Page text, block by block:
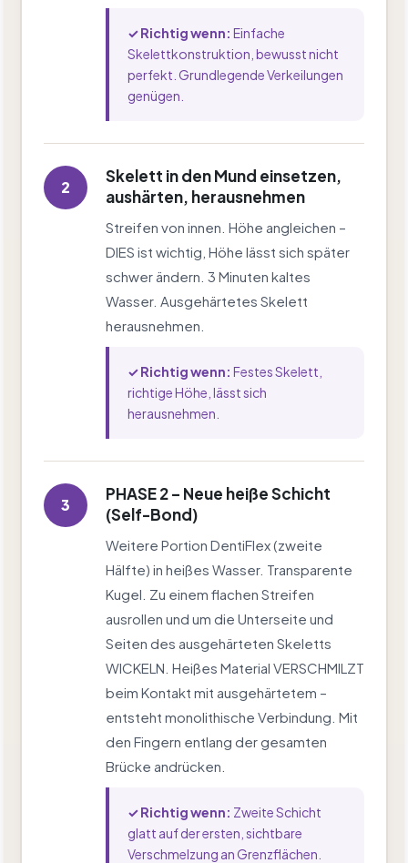
✓ Richtig wenn: Einfache
Skelettkonstruktion, bewusst nicht
perfekt. Grundlegende Verkeilungen
genügen.
2
Skelett in den Mund einsetzen,
aushärten, herausnehmen
Streifen von innen. Höhe angleichen –
DIES ist wichtig, Höhe lässt sich später
schwer ändern. 3 Minuten kaltes
Wasser. Ausgehärtetes Skelett
herausnehmen.
✓ Richtig wenn: Festes Skelett,
richtige Höhe, lässt sich
herausnehmen.
3
PHASE 2 – Neue heiße Schicht
(Self-Bond)
Weitere Portion DentiFlex (zweite
Hälfte) in heißes Wasser. Transparente
Kugel. Zu einem flachen Streifen
ausrollen und um die Unterseite und
Seiten des ausgehärteten Skeletts
WICKELN. Heißes Material VERSCHMILZT
beim Kontakt mit ausgehärtetem –
entsteht monolithische Verbindung. Mit
den Fingern entlang der gesamten
Brücke andrücken.
✓ Richtig wenn: Zweite Schicht
glatt auf der ersten, sichtbare
Verschmelzung an Grenzflächen.